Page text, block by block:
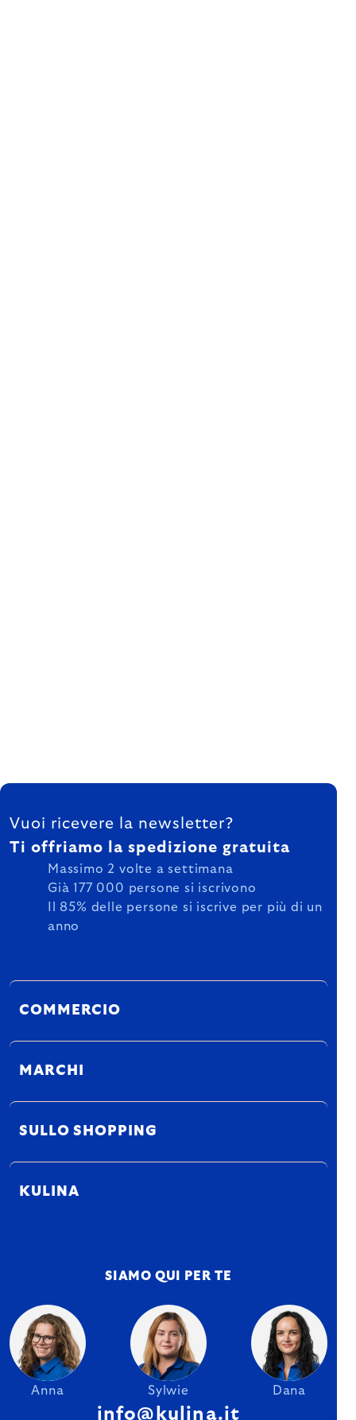
FOOTER
Vuoi ricevere la newsletter?
Ti offriamo la spedizione gratuita
Massimo 2 volte a settimana
Già 177 000 persone si iscrivono
Il 85% delle persone si iscrive per più di un
anno
COMMERCIO
MARCHI
SULLO SHOPPING
KULINA
SIAMO QUI PER TE
Anna Sylwie Dana
info@kulina.it